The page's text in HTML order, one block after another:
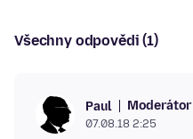
Všechny odpovědi (1)
Paul Moderátor
07.08.18 2:25